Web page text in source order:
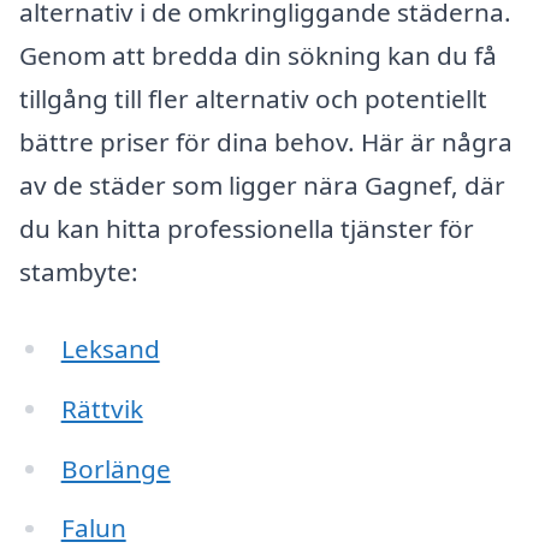
alternativ i de omkringliggande städerna.
Genom att bredda din sökning kan du få
tillgång till fler alternativ och potentiellt
bättre priser för dina behov. Här är några
av de städer som ligger nära Gagnef, där
du kan hitta professionella tjänster för
stambyte:
Leksand
Rättvik
Borlänge
Falun